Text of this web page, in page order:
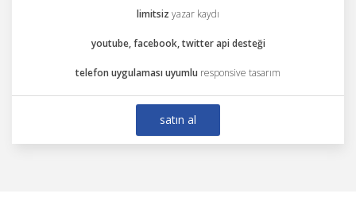
limitsiz yazar kaydı
youtube, facebook, twitter api desteği
telefon uygulaması uyumlu responsive tasarım
satin al